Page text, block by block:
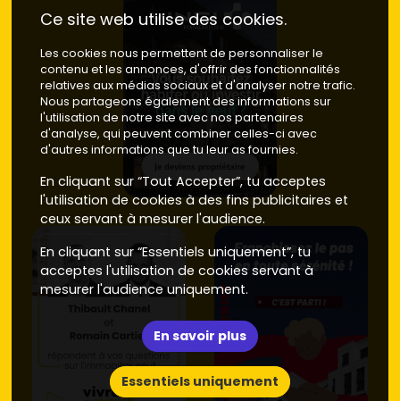
Ce site web utilise des cookies.
Les cookies nous permettent de personnaliser le
contenu et les annonces, d'offrir des fonctionnalités
relatives aux médias sociaux et d'analyser notre trafic.
Nous partageons également des informations sur
l'utilisation de notre site avec nos partenaires
d'analyse, qui peuvent combiner celles-ci avec
d'autres informations que tu leur as fournies.
En cliquant sur “Tout Accepter”, tu acceptes
l'utilisation de cookies à des fins publicitaires et
ceux servant à mesurer l'audience.
En cliquant sur “Essentiels uniquement”, tu
acceptes l'utilisation de cookies servant à
mesurer l'audience uniquement.
En savoir plus
Essentiels uniquement